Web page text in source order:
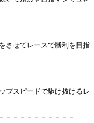
させてレースで勝利を目指
プスピードで駆け抜けるレ